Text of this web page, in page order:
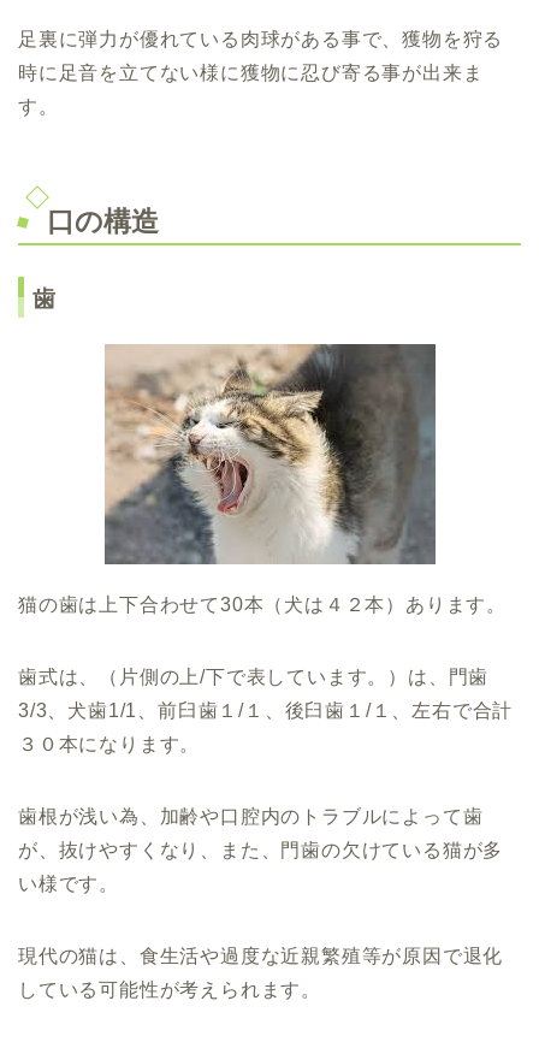
足裏に弾力が優れている肉球がある事で、獲物を狩る
時に足音を立てない様に獲物に忍び寄る事が出来ま
す。
口の構造
歯
猫の歯は上下合わせて30本（犬は４２本）あります。
歯式は、（片側の上/下で表しています。）は、門歯
3/3、犬歯1/1、前臼歯１/１、後臼歯１/１、左右で合計
３０本になります。
歯根が浅い為、加齢や口腔内のトラブルによって歯
が、抜けやすくなり、また、門歯の欠けている猫が多
い様です。
現代の猫は、食生活や過度な近親繁殖等が原因で退化
している可能性が考えられます。